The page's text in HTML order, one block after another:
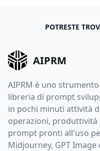
POTRESTE
AIPRM
AIPRM è uno
libreria di prompt
in pochi minuti attività
operazioni, produttività
prompt pronti all'uso
Midjourney, GPT